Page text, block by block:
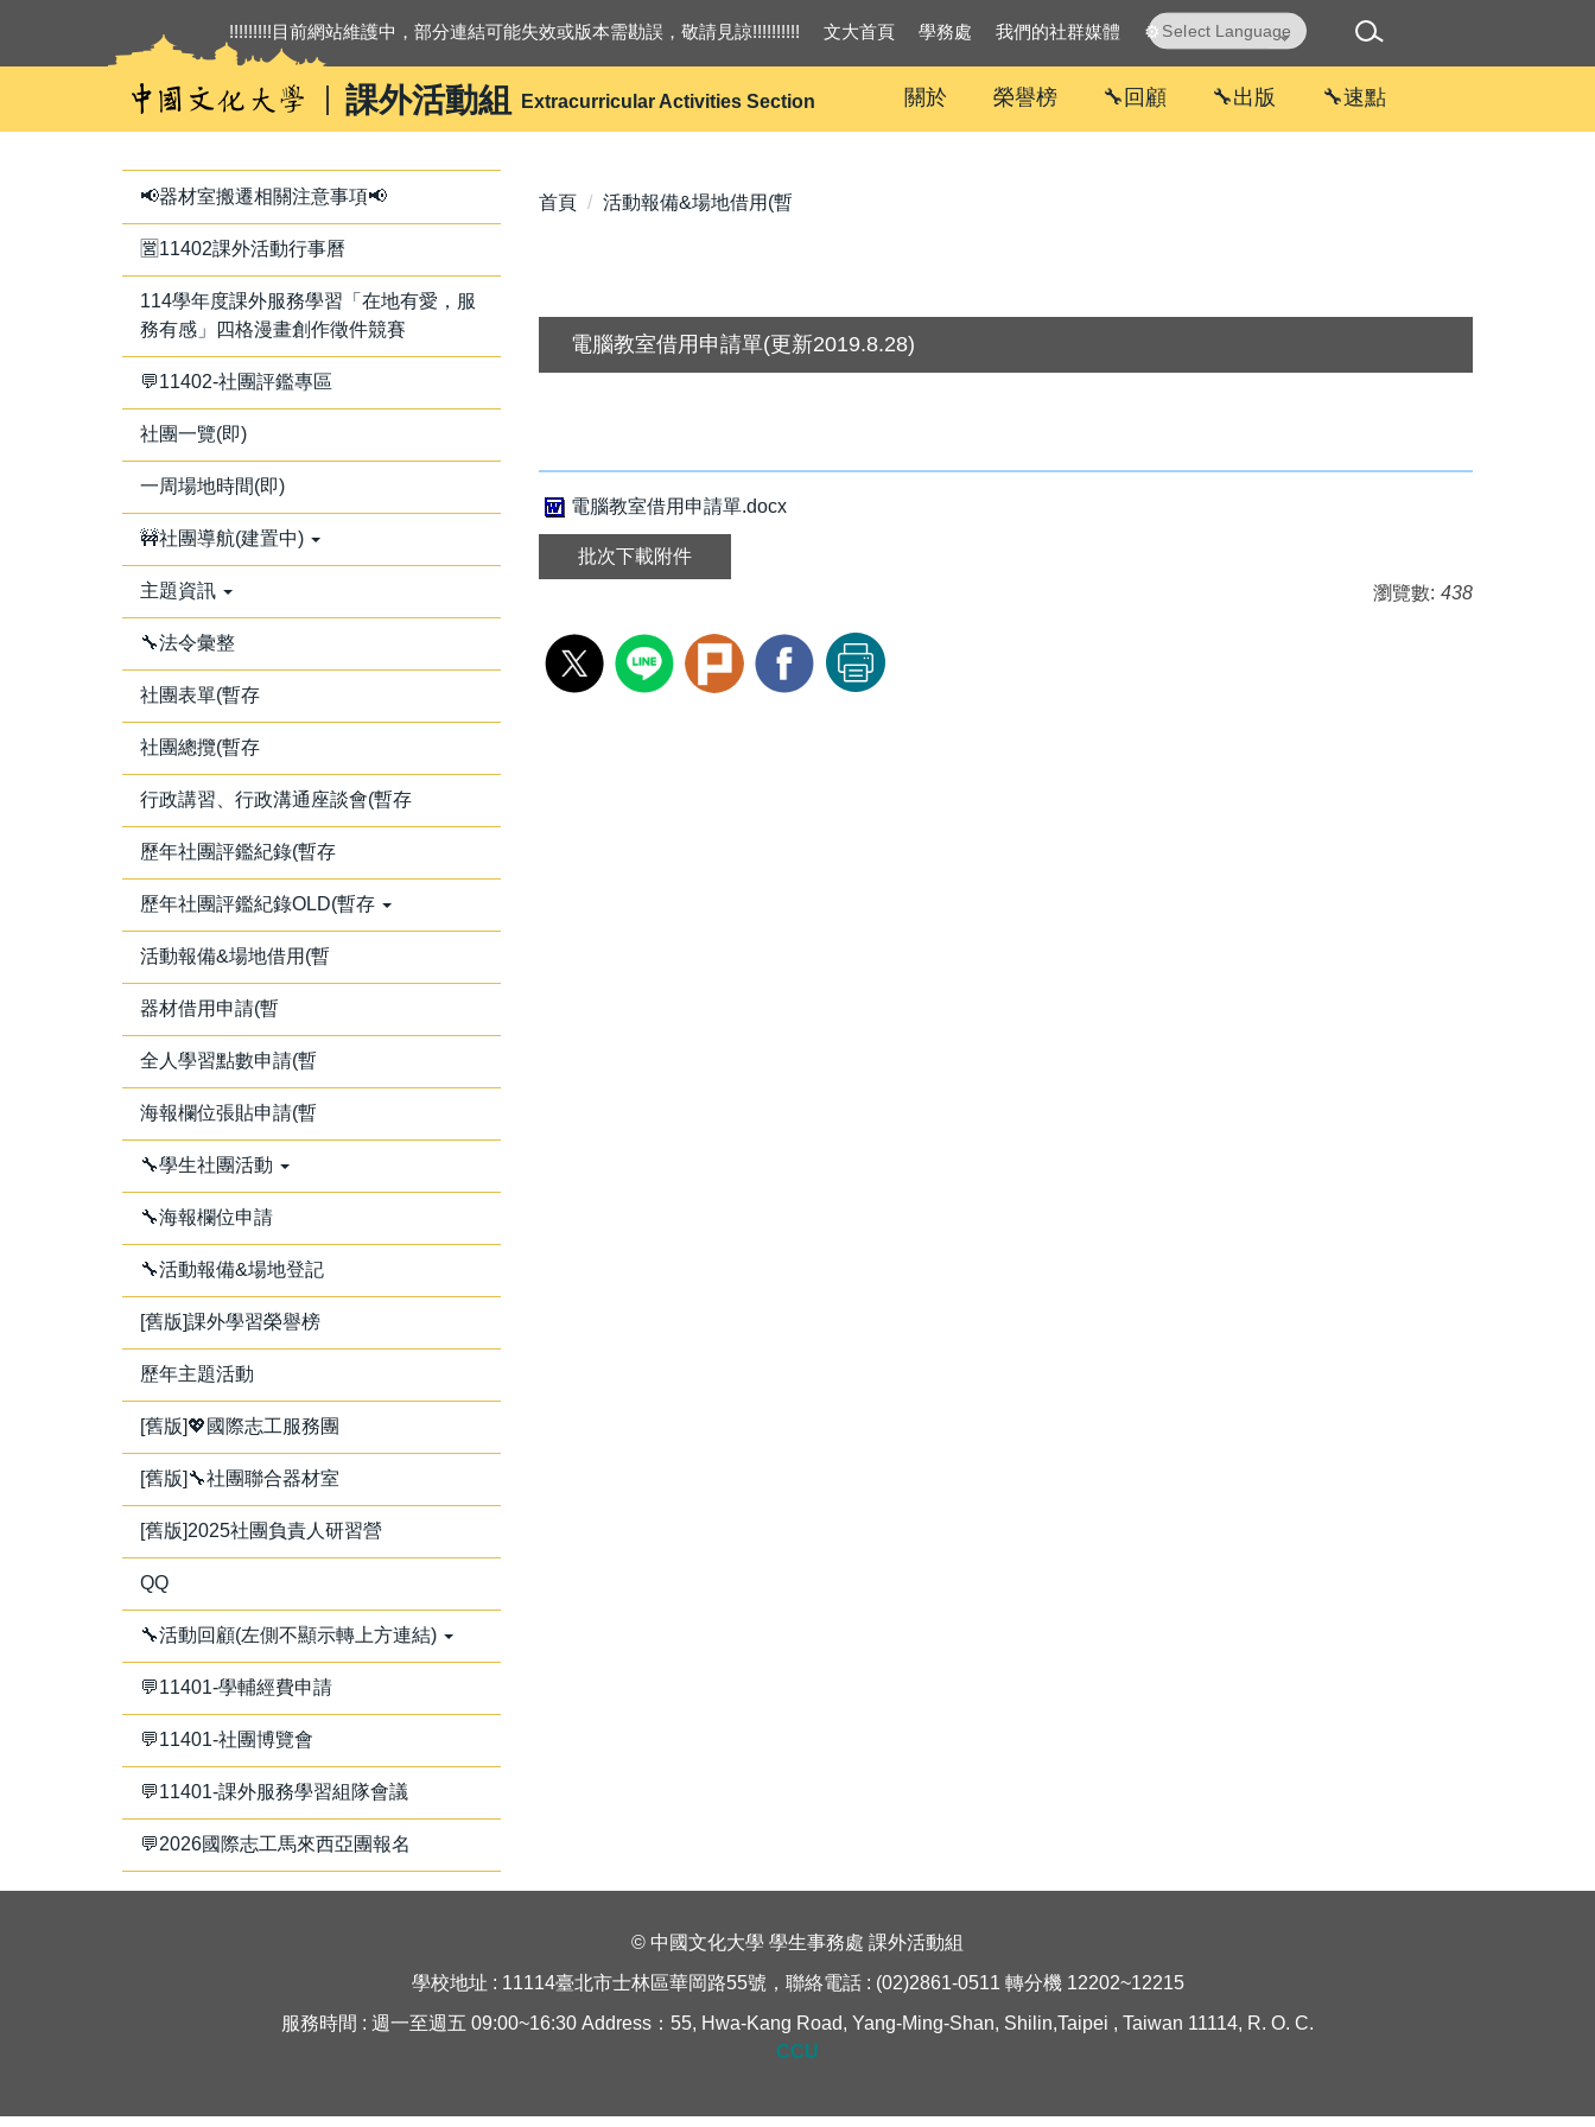
內
課外活動組 Extracurricular Activities Section
Translate
!!!!!!!!!目前網站維護中，部分連結可能失效或版本需勘誤，敬請見諒!!!!!!!!!! 文大首頁 學務處 我們的社群媒體 ⚙
關於 榮譽榜 🔧回顧 🔧出版 🔧速點
📢器材室搬遷相關注意事項📢
🈺11402課外活動行事曆
114學年度課外服務學習「在地有愛，服
務有感」四格漫畫創作徵件競賽
💬11402-社團評鑑專區
社團一覽(即)
一周場地時間(即)
🚧社團導航(建置中)
主題資訊
🔧法令彙整
社團表單(暫存
社團總攬(暫存
行政講習、行政溝通座談會(暫存
歷年社團評鑑紀錄(暫存
歷年社團評鑑紀錄OLD(暫存
活動報備&場地借用(暫
器材借用申請(暫
全人學習點數申請(暫
海報欄位張貼申請(暫
🔧學生社團活動
🔧海報欄位申請
🔧活動報備&場地登記
[舊版]課外學習榮譽榜
歷年主題活動
[舊版]💖國際志工服務團
[舊版]🔧社團聯合器材室
[舊版]2025社團負責人研習營
QQ
🔧活動回顧(左側不顯示轉上方連結)
💬11401-學輔經費申請
💬11401-社團博覽會
💬11401-課外服務學習組隊會議
💬2026國際志工馬來西亞團報名
首頁 活動報備&場地借用(暫
電腦教室借用申請單(更新2019.8.28)
電腦教室借用申請單.docx
批次下載附件
瀏覽數: 438
© 中國文化大學 學生事務處 課外活動組
學校地址 : 11114臺北市士林區華岡路55號，聯絡電話 : (02)2861-0511 轉分機 12202~12215
服務時間 : 週一至週五 09:00~16:30 Address：55, Hwa-Kang Road, Yang-Ming-Shan, Shilin,Taipei , Taiwan 11114, R. O. C.
CCU